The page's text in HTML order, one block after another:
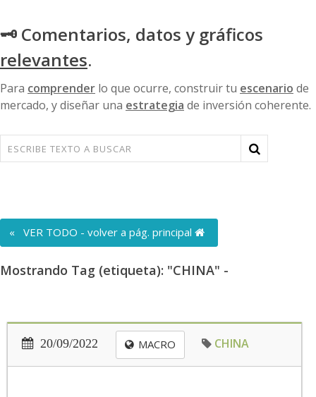
🗝 Comentarios, datos y gráficos
relevantes.
Para comprender lo que ocurre, construir tu escenario de
mercado, y diseñar una estrategia de inversión coherente.
« VER TODO - volver a pág. principal
Mostrando Tag (etiqueta): "CHINA" -
20/09/2022 MACRO CHINA